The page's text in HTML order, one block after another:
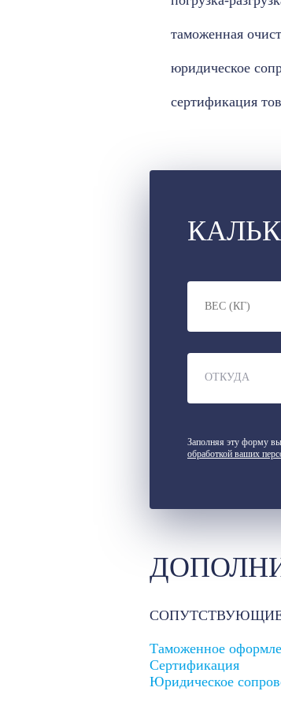
таможенная
юридическое
сертификация
ОТКУДА
Заполняя эту форму вы
обработкой ваших
Таможенное
Сертификация
Юридическое